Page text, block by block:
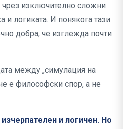
изключително сложни
логиката. И понякога тази
добра, че изглежда почти
между „симулация на
е философски спор, а не
и логичен. Но